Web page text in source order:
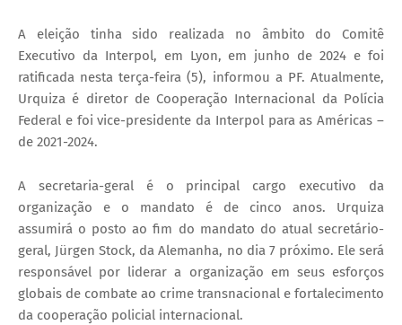
A eleição tinha sido realizada no âmbito do Comitê
Executivo da Interpol, em Lyon, em junho de 2024 e foi
ratificada nesta terça-feira (5), informou a PF. Atualmente,
Urquiza é diretor de Cooperação Internacional da Polícia
Federal e foi vice-presidente da Interpol para as Américas –
de 2021-2024.
A secretaria-geral é o principal cargo executivo da
organização e o mandato é de cinco anos. Urquiza
assumirá o posto ao fim do mandato do atual secretário-
geral, Jürgen Stock, da Alemanha, no dia 7 próximo. Ele será
responsável por liderar a organização em seus esforços
globais de combate ao crime transnacional e fortalecimento
da cooperação policial internacional.